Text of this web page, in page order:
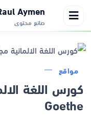
Aymen
صانع محتوى
التطبيقات
مواقع
كورس اللغة
Goethe